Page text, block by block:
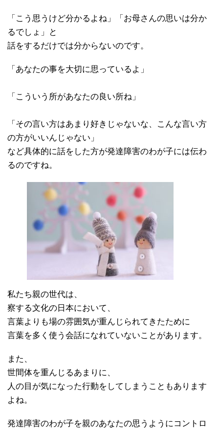
「こう思うけど分かるよね」「お母さんの思いは分か
るでしょ」と
話をするだけでは分からないのです。
「あなたの事を大切に思っているよ」
「こういう所があなたの良い所ね」
「その言い方はあまり好きじゃないな、こんな言い方
の方がいいんじゃない」
など具体的に話をした方が発達障害のわが子には伝わ
るのですね。
私たち親の世代は、
察する文化の日本において、
言葉よりも場の雰囲気が重んじられてきたために
言葉を多く使う会話になれていないことがあります。
また、
世間体を重んじるあまりに、
人の目が気になった行動をしてしまうこともあります
よね。
発達障害のわが子を親のあなたの思うようにコントロ